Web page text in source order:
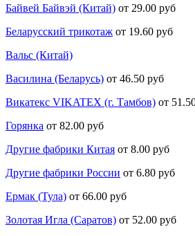
Байвей Байвэй (Китай) от 29.00 руб
Беларусский трикотаж от 19.60 руб
Вальс (Китай)
Василина (Беларусь) от 46.50 руб
Викатекс VIKATEX (г. Тамбов) от
Горянка от 82.00 руб
Другие фабрики Китая от 8.00 руб
Другие фабрики России от 6.80 руб
Ермак (Тула) от 66.00 руб
Золотая Игла (Саратов) от 52.00 руб